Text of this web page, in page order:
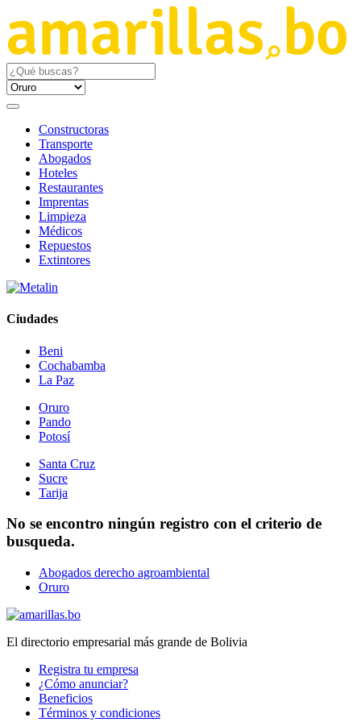
Constructoras
Transporte
Abogados
Hoteles
Restaurantes
Imprentas
Limpieza
Médicos
Repuestos
Extintores
Ciudades
Beni
Cochabamba
La Paz
Oruro
Pando
Potosí
Santa Cruz
Sucre
Tarija
No se encontro ningún registro con el criterio de
busqueda.
Abogados derecho agroambiental
Oruro
El directorio empresarial más grande de Bolivia
Registra tu empresa
¿Cómo anunciar?
Beneficios
Términos y condiciones